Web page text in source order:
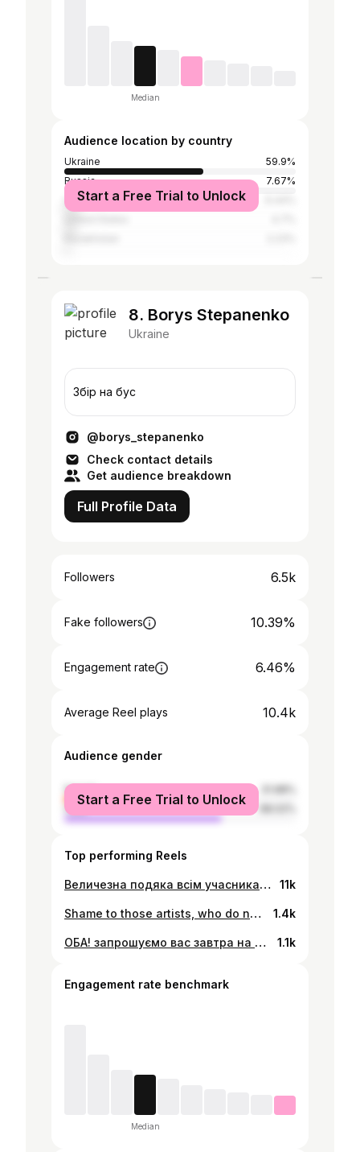
Median
Audience location by country
Ukraine
59.9%
Russia
7.67%
United Kingdom
Start a Free Trial to Unlock
8. Borys Stepanenko
Ukraine
Збір на бус
@borys_stepanenko
Check contact details
Get audience breakdown
Full Profile Data
Followers 6.5k
Fake followers 10.39%
Engagement rate 6.46%
Average Reel plays 10.4k
Audience gender
female
male
Start a Free Trial to Unlock
Top performing Reels
Величезна подяка всім учасникам фестивалю та насамперед команді @closer.ua за фантастичний вікенд. Було неймовірно 💕 11k
Shame to those artists, who do not refuse to play in russia during henocidal war in Ukraine. You may declare you support peace, but then you play at the russian festival with the army tent, where they recruit people to join the russian z army?? You can remove tags out of this post, but we will remember your names for ever. Shame! @atomtm_official @federico__molinari_ @sanproper @outlinefestival 1.4k
ОБА! запрошуємо вас завтра на тест драйв нашого улюбленця: Hi-Level PM5000! граємо весь день пліч-о-пліч-о-пліч, з бейбі Бо$амі: @oleh.ind @borys_stepanenko 14:00-22:30 📍 @k41community.fund 1.1k
Engagement rate benchmark
Median